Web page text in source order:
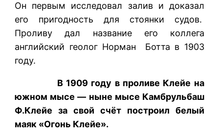
Он первым исследовал залив и доказал
его пригодность для стоянки судов.
Проливу дал название его коллега
английский геолог Норман Ботта в 1903
году.
В 1909 году в проливе Клейе на
южном мысе — ныне мысе Камбрульбаш
Ф.Клейе за свой счёт построил белый
маяк «Огонь Клейе».